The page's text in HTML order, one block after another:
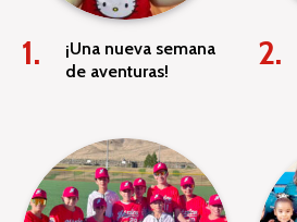
¡Una nueva semana
de aventuras!